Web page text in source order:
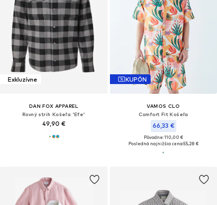
Exkluzívne
DAN FOX APPAREL
Rovný strih Košeľa 'Efe'
49,90 €
KUPÓN
VAMOS CLO
Comfort Fit Košeľa
66,33 €
Pôvodne: 110,00 €
Posledná najnižšia cena:55,28 €